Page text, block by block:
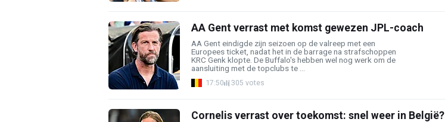
AA Gent verrast met komst gewezen JPL-coach
AA Gent eindigde zijn seizoen op de valreep met een
Europees ticket, nadat het in de barrage na strafschoppen
KRC Genk klopte. De Buffalo's hebben wel nog werk om de
aansluiting met de topclubs te ...
17:50 305 votes
Cornelis verrast over toekomst: snel weer in België?